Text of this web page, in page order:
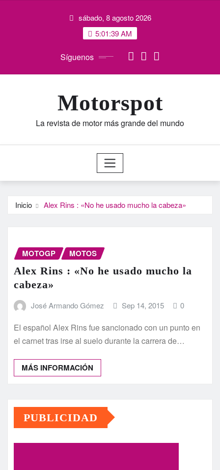
sábado, 8 agosto 2026
5:01:40 AM
Síguenos
Motorspot
La revista de motor más grande del mundo
Inicio Alex Rins : «No he usado mucho la cabeza»
MOTOGP MOTOS
Alex Rins : «No he usado mucho la
cabeza»
José Armando Gómez Sep 14, 2015 0
El español Alex Rins fue sancionado con un punto en
el carnet tras irse al suelo durante la carrera de…
MÁS INFORMACIÓN
PUBLICIDAD